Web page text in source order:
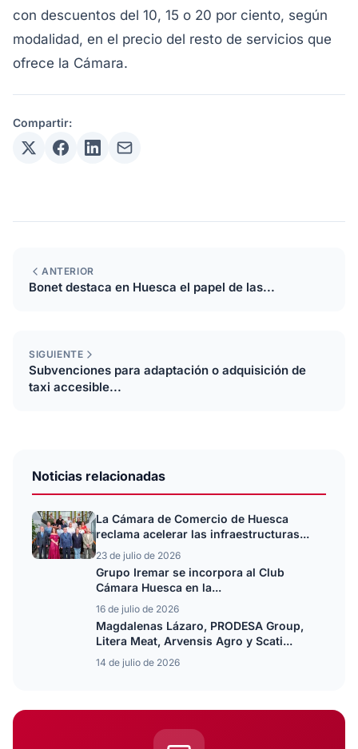
con descuentos del 10, 15 o 20 por ciento, según
modalidad, en el precio del resto de servicios que
ofrece la Cámara.
Compartir:
ANTERIOR
Bonet destaca en Huesca el papel de las...
SIGUIENTE
Subvenciones para adaptación o adquisición de
taxi accesible...
Noticias relacionadas
La Cámara de Comercio de Huesca
reclama acelerar las infraestructuras...
23 de julio de 2026
Grupo Iremar se incorpora al Club
Cámara Huesca en la...
16 de julio de 2026
Magdalenas Lázaro, PRODESA Group,
Litera Meat, Arvensis Agro y Scati...
14 de julio de 2026